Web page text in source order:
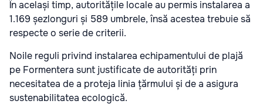
În același timp, autoritățile locale au permis instalarea a
1.169 șezlonguri și 589 umbrele, însă acestea trebuie să
respecte o serie de criterii.
Noile reguli privind instalarea echipamentului de plajă
pe Formentera sunt justificate de autorități prin
necesitatea de a proteja linia țărmului și de a asigura
sustenabilitatea ecologică.